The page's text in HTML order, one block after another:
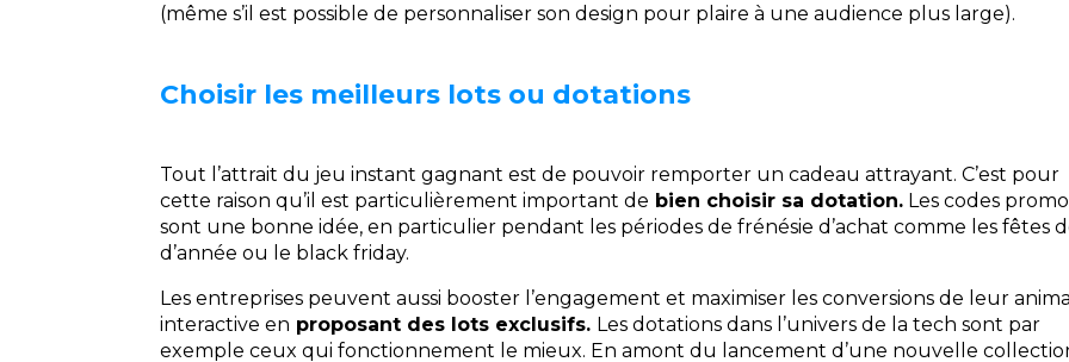
(même s’il est possible de personnaliser son design pour plaire à une audience plus large).
Choisir les meilleurs lots ou dotations
Tout l’attrait du jeu instant gagnant est de pouvoir remporter un cadeau attrayant. C’est pour
cette raison qu’il est particulièrement important de bien choisir sa dotation. Les codes
sont une bonne idée, en particulier pendant les périodes de frénésie d’achat comme les fêtes
d’année ou le black friday.
Les entreprises peuvent aussi booster l’engagement et maximiser les conversions de leur
interactive en proposant des lots exclusifs. Les dotations dans l’univers de la tech sont par
exemple ceux qui fonctionnement le mieux. En amont du lancement d’une nouvelle